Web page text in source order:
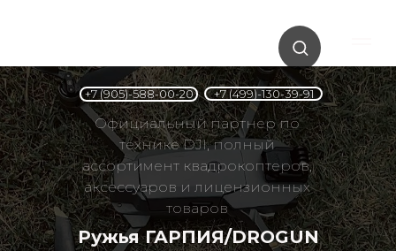
Ружья ГАРПИЯ/DROGUN
Официальный партнер по
технике DJI, полный
ассортимент квадрокоптеров,
аксессуаров и лицензионных
товаров
+7 (499)-130-39-91
+7 (905)-588-00-20